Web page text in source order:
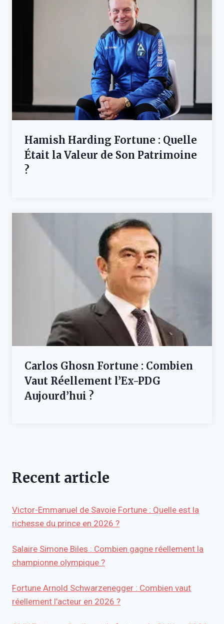
Hamish Harding Fortune : Quelle
Était la Valeur de Son Patrimoine
?
Carlos Ghosn Fortune : Combien
Vaut Réellement l’Ex-PDG
Aujourd’hui ?
Recent article
Victor-Emmanuel de Savoie Fortune : Quelle est la
richesse du prince en 2026 ?
Salaire Simone Biles : Combien gagne réellement la
championne olympique ?
Fortune Arnold Schwarzenegger : Combien vaut
réellement l’acteur en 2026 ?